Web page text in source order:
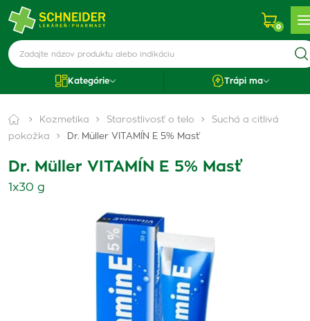
0
Kategórie Trápi ma
Kozmetika Starostlivosť o telo
Suchá a citlivá
pokožka
Dr. Müller VITAMÍN E 5% Masť
Dr. Müller VITAMÍN E 5% Masť
1x30 g